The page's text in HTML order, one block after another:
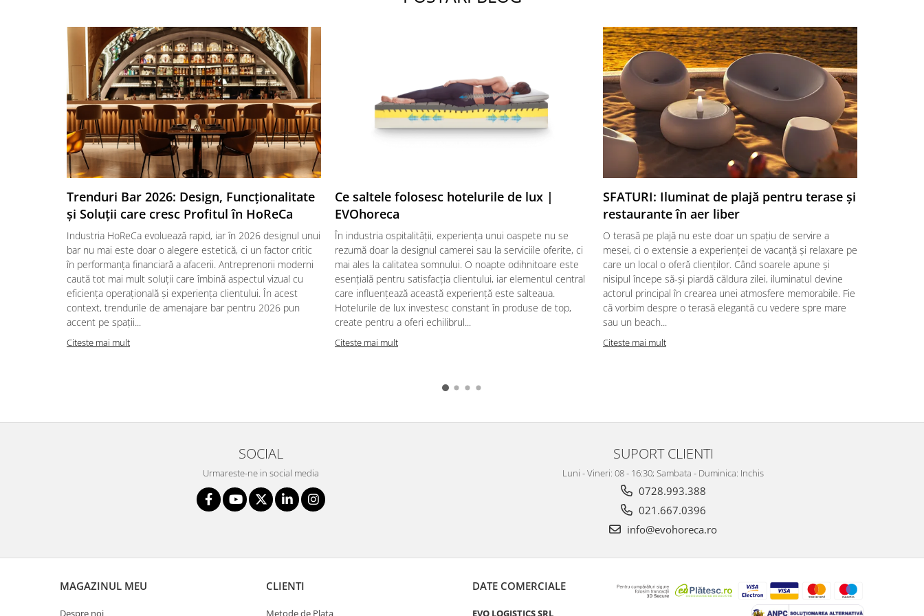
Trenduri Bar 2026: Design, Funcționalitate
și Soluții care cresc Profitul în HoReCa
Industria HoReCa evoluează rapid, iar în 2026 designul unui
bar nu mai este doar o alegere estetică, ci un factor critic
în performanța financiară a afacerii. Antreprenorii moderni
caută tot mai mult soluții care îmbină aspectul vizual cu
eficiența operațională și experiența clientului. În acest
context, trendurile de amenajare bar pentru 2026 pun
accent pe spații...
Citeste mai mult
Ce saltele folosesc hotelurile de lux |
EVOhoreca
În industria ospitalității, experiența unui oaspete nu se
rezumă doar la designul camerei sau la serviciile oferite, ci
mai ales la calitatea somnului. O noapte odihnitoare este
esențială pentru satisfacția clientului, iar elementul central
care influențează această experiență este salteaua.
Hotelurile de lux investesc constant în produse de top,
create pentru a oferi echilibrul...
Citeste mai mult
SFATURI: Iluminat de plajă pentru terase și
restaurante în aer liber
O terasă pe plajă nu este doar un spațiu de servire a
mesei, ci o extensie a experienței de vacanță și relaxare pe
care un local o oferă clienților. Când soarele apune și
nisipul începe să-și piardă căldura zilei, iluminatul devine
actorul principal în crearea unei atmosfere memorabile. Fie
că vorbim despre o terasă elegantă cu vedere spre mare
sau un beach...
Citeste mai mult
SOCIAL
Urmareste-ne in social media
SUPORT CLIENTI
Luni - Vineri: 08 - 16:30; Sambata - Duminica: Inchis
0728.993.388
021.667.0396
info@evohoreca.ro
MAGAZINUL MEU
Despre noi
CLIENTI
Metode de Plata
DATE COMERCIALE
EVO LOGISTICS SRL